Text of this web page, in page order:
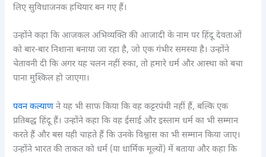
लिए सुविधाजनक हथियार बन गए हैं।
उन्होंने कहा कि आजकल अभिव्यक्ति की आजादी के नाम पर हिंदू देवताओं
को बार-बार निशाना बनाया जा रहा है, जो एक गंभीर समस्या है। उन्होंने
चेतावनी दी कि अगर यह चलन नहीं रुका, तो हमारे धर्म और आस्था को बचा
पाना मुश्किल हो जाएगा।
पवन कल्याण ने यह भी साफ किया कि वह कट्टरपंथी नहीं हैं, बल्कि एक
प्रतिबद्ध हिंदू हैं। उन्होंने कहा कि वह ईसाई और इस्लाम धर्म का भी सम्मान
करते हैं और बस यही चाहते हैं कि उनके विश्वास का भी सम्मान किया जाए।
उन्होंने भारत की ताकत को धर्म (या धार्मिक मूल्यों) में बताया और कहा कि